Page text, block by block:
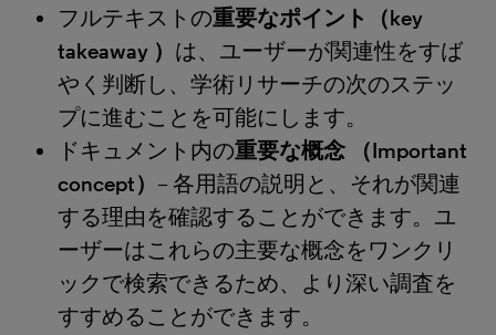
フルテキストの重要なポイント（key
takeaway ） は、ユーザーが関連性をすば
やく判断し、学術リサーチの次のステッ
プに進むことを可能にします。
ドキュメント内の重要な概念 （Important
concept） – 各用語の説明と、それが関連
する理由を確認することができます。ユ
ーザーはこれらの主要な概念をワンクリ
ックで検索できるため、より深い調査を
すすめることができます。